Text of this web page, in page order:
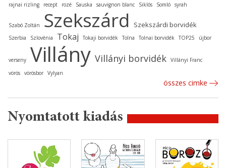
rajnai rizling
recept rozé Sauska sauvignon blanc Siklós Somló syrah
Szabó Zoltán Szekszárd Szekszárdi borvidék
Szerbia Szlovénia Tokaj Tokaji borvidék Tolna Tolnai borvidék TOP25 újbor
verseny Villány Villányi borvidék Villányi Franc
vörös vörösbor Vylyan
összes cimke
Nyomtatott kiadás